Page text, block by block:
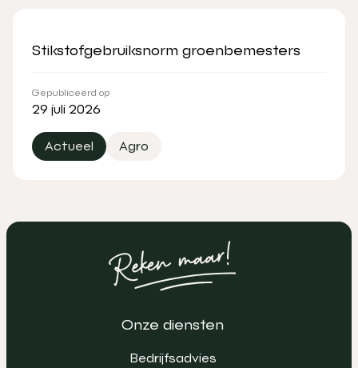
Stikstofgebruiksnorm groenbemesters
Gepubliceerd op
29 juli 2026
Actueel Agro
Onze diensten
Bedrijfsadvies